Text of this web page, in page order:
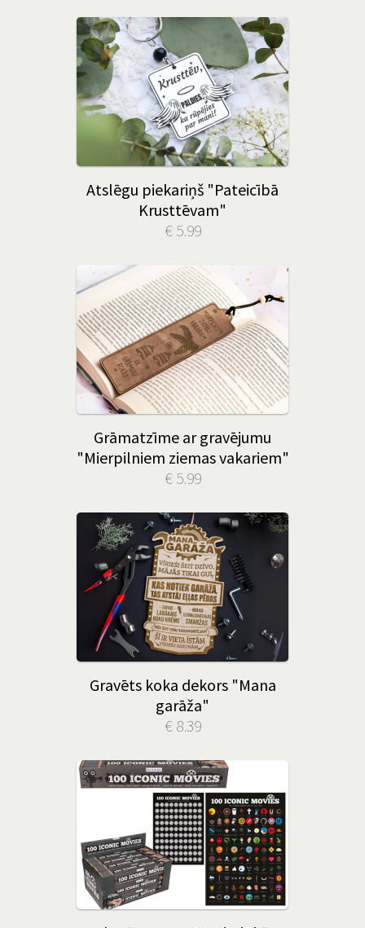
Atslēgu piekariņš "Pateicībā
Krusttēvam"
€ 5.99
Grāmatzīme ar gravējumu
"Mierpilniem ziemas vakariem"
€ 5.99
Gravēts koka dekors "Mana
garāža"
€ 8.39